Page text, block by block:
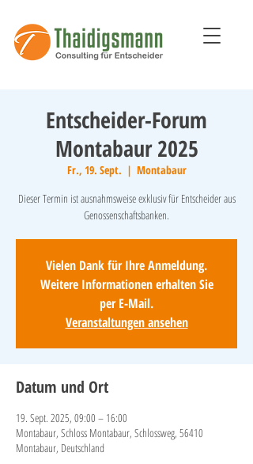
Entscheider-Forum
Montabaur 2025
Fr., 19. Sept.
  |
Montabaur
Dieser Termin ist ausnahmsweise exklusiv für Entscheider aus
Genossenschaftsbanken.
Vielen Dank für Ihre Anmeldung.
Weitere Informationen erhalten Sie
per E-Mail.
Veranstaltungen ansehen
Datum und Ort
19. Sept. 2025, 09:00 – 16:00
Montabaur, Schloss Montabaur, Schlossweg, 56410
Montabaur, Deutschland